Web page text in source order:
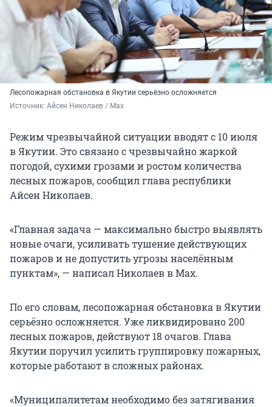
Лесопожарная обстановка в Якутии серьёзно осложняется
Источник: Айсен Николаев / Мах
Режим чрезвычайной ситуации вводят с 10 июля
в Якутии. Это связано с чрезвычайно жаркой
погодой, сухими грозами и ростом количества
лесных пожаров, сообщил глава республики
Айсен Николаев.
«Главная задача — максимально быстро выявлять
новые очаги, усиливать тушение действующих
пожаров и не допустить угрозы населённым
пунктам», — написал Николаев в Мах.
По его словам, лесопожарная обстановка в Якутии
серьёзно осложняется. Уже ликвидировано 200
лесных пожаров, действуют 18 очагов. Глава
Якутии поручил усилить группировку пожарных,
которые работают в сложных районах.
«Муниципалитетам необходимо без затягивания